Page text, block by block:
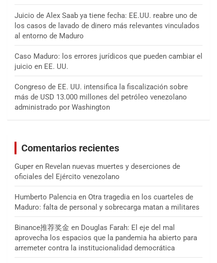
Juicio de Alex Saab ya tiene fecha: EE.UU. reabre uno de
los casos de lavado de dinero más relevantes vinculados
al entorno de Maduro
Caso Maduro: los errores jurídicos que pueden cambiar el
juicio en EE. UU.
Congreso de EE. UU. intensifica la fiscalización sobre
más de USD 13.000 millones del petróleo venezolano
administrado por Washington
Comentarios recientes
Guper en Revelan nuevas muertes y deserciones de
oficiales del Ejército venezolano
Humberto Palencia en Otra tragedia en los cuarteles de
Maduro: falta de personal y sobrecarga matan a militares
Binance推荐奖金 en Douglas Farah: El eje del mal
aprovecha los espacios que la pandemia ha abierto para
arremeter contra la institucionalidad democrática